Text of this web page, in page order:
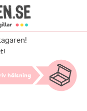
hälsning